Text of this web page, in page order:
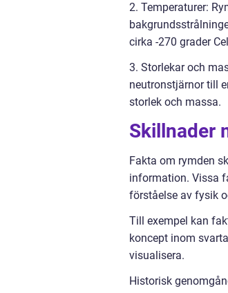
2. Temperaturer:
cirka -270 grader
3. Storlekar och
neutronstjärnor till
storlek och massa.
Skillnader
Fakta om rymden
information. Vissa
förståelse av fysik
Till exempel kan
koncept inom
visualisera.
Historisk